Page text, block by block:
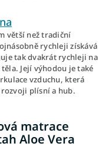
větší než tradiční
rychleji získává
tak dvakrát rychleji na
Její výhodou je také
vzduchu, která
plísní a hub.
matrace
Aloe Vera